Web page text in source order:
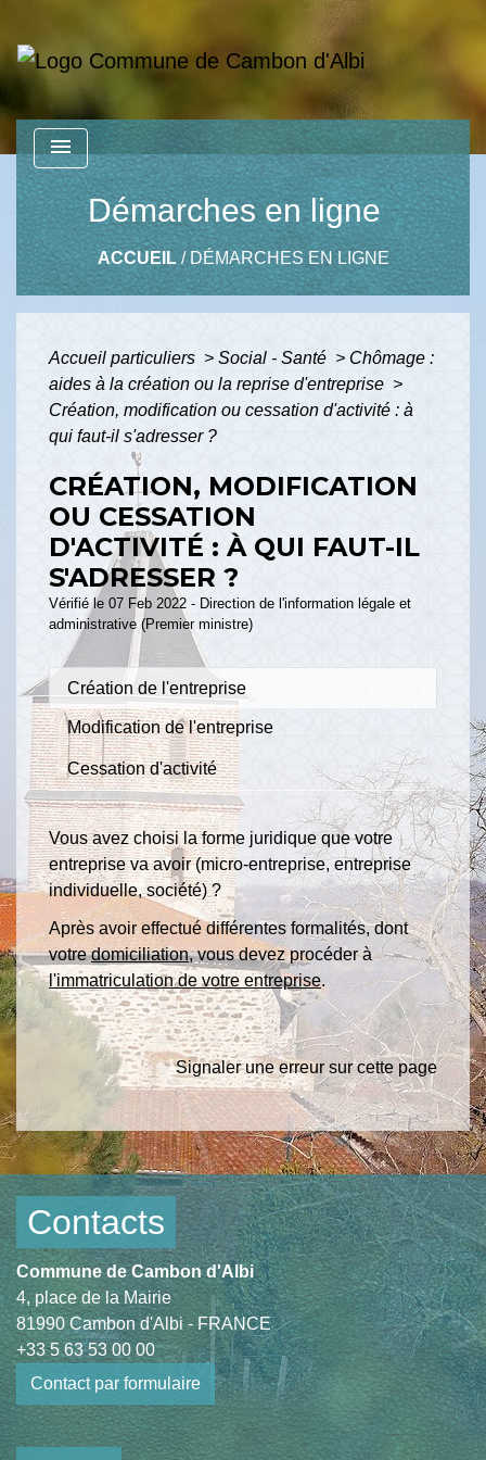
menu
Démarches en ligne
ACCUEIL/DÉMARCHES EN LIGNE
Accueil particuliers > Social - Santé > Chômage :
aides à la création ou la reprise d'entreprise >
Création, modification ou cessation d'activité : à
qui faut-il s'adresser ?
CRÉATION, MODIFICATION
OU CESSATION
D'ACTIVITÉ : À QUI FAUT-IL
S'ADRESSER ?
Vérifié le 07 Feb 2022 - Direction de l'information légale et
administrative (Premier ministre)
Création de l'entreprise
Modification de l'entreprise
Cessation d'activité
Vous avez choisi la forme juridique que votre
entreprise va avoir (micro-entreprise, entreprise
individuelle, société) ?
Après avoir effectué différentes formalités, dont
votredomiciliation, vous devez procéder à
l'immatriculation de votre entreprise.
Signaler une erreur sur cette page
Contacts
Commune de Cambon d'Albi
4, place de la Mairie
81990 Cambon d'Albi - FRANCE
+33 5 63 53 00 00
Contact par formulaire